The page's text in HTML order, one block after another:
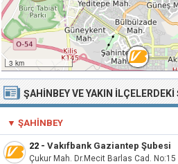
3 km
ŞAHINBEY VE YAKIN İLÇELERDEKI
▼ ŞAHINBEY
22 - Vakıfbank Gaziantep Şubesi
Çukur Mah. Dr.Mecit Barlas Cad.